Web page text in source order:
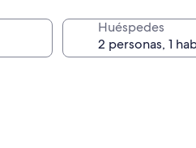
Huéspedes